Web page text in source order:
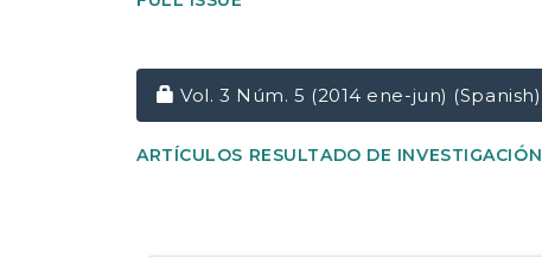
Requires Subscription
Vol. 3 Núm. 5 (2014 ene-jun) (Spanish)
ARTÍCULOS RESULTADO DE INVESTIGACIÓN